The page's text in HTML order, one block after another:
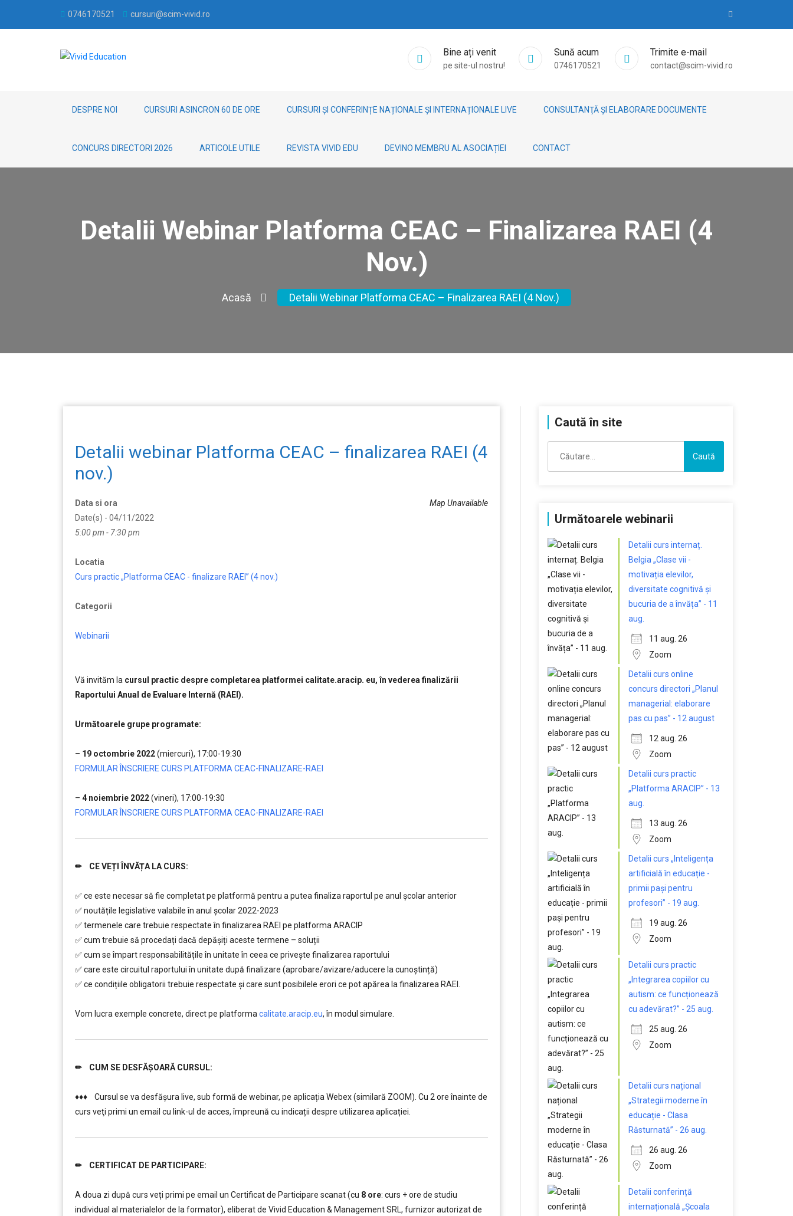
0746170521 cursuri@scim-vivid.ro
Bine ați venit
pe site-ul nostru!
Sună acum
0746170521
Trimite e-mail
contact@scim-vivid.ro
DESPRE NOI CURSURI ASINCRON 60 DE ORE CURSURI ȘI CONFERINȚE NAȚIONALE ȘI INTERNAȚIONALE LIVE CONSULTANŢĂ ȘI ELABORARE DOCUMENTE
CONCURS DIRECTORI 2026 ARTICOLE UTILE REVISTA VIVID EDU DEVINO MEMBRU AL ASOCIAȚIEI CONTACT
Detalii Webinar Platforma CEAC – Finalizarea RAEI (4
Nov.)
Acasă Detalii Webinar Platforma CEAC – Finalizarea RAEI (4 Nov.)
Detalii webinar Platforma CEAC – finalizarea RAEI (4
nov.)
Map Unavailable
Data si ora
Date(s) - 04/11/2022
5:00 pm - 7:30 pm
Locatia
Curs practic „Platforma CEAC - finalizare RAEI” (4 nov.)
Categorii
Webinarii
Vă invităm la cursul practic despre completarea platformei calitate.aracip. eu, în vederea finalizării
Raportului Anual de Evaluare Internă (RAEI).
Următoarele grupe programate:
– 19 octombrie 2022(miercuri), 17:00-19:30
FORMULAR ÎNSCRIERE CURS PLATFORMA CEAC-FINALIZARE-RAEI
– 4 noiembrie 2022(vineri), 17:00-19:30
FORMULAR ÎNSCRIERE CURS PLATFORMA CEAC-FINALIZARE-RAEI
✏ CE VEȚI ÎNVĂȚA LA CURS:
✅ ce este necesar să fie completat pe platformă pentru a putea finaliza raportul pe anul școlar anterior
✅ noutățile legislative valabile în anul școlar 2022-2023
✅ termenele care trebuie respectate în finalizarea RAEI pe platforma ARACIP
✅ cum trebuie să procedați dacă depăşiți aceste termene – soluții
✅ cum se împart responsabilitățile în unitate în ceea ce privește finalizarea raportului
✅ care este circuitul raportului în unitate după finalizare (aprobare/avizare/aducere la cunoştință)
✅ ce condițiile obligatorii trebuie respectate şi care sunt posibilele erori ce pot apărea la finalizarea RAEI.
Vom lucra exemple concrete, direct pe platforma calitate.aracip.eu, în modul simulare.
✏ CUM SE DESFĂȘOARĂ CURSUL:
♦♦♦ Cursul se va desfășura live, sub formă de webinar, pe aplicația Webex (similară ZOOM). Cu 2 ore înainte de
curs veţi primi un email cu link-ul de acces, împreună cu indicații despre utilizarea aplicației.
✏ CERTIFICAT DE PARTICIPARE:
A doua zi după curs veți primi pe email un Certificat de Participare scanat (cu 8 ore: curs + ore de studiu
individual al materialelor de la formator), eliberat de Vivid Education & Management SRL, furnizor autorizat de
Caută în site
după:
Următoarele webinarii
Detalii curs internaț.
Belgia „Clase vii -
motivația elevilor,
diversitate cognitivă și
bucuria de a învăța” - 11
aug.
11 aug. 26
Zoom
Detalii curs online
concurs directori „Planul
managerial: elaborare
pas cu pas” - 12 august
12 aug. 26
Zoom
Detalii curs practic
„Platforma ARACIP” - 13
aug.
13 aug. 26
Zoom
Detalii curs „Inteligența
artificială în educație -
primii pași pentru
profesori” - 19 aug.
19 aug. 26
Zoom
Detalii curs practic
„Integrarea copiilor cu
autism: ce funcționează
cu adevărat?” - 25 aug.
25 aug. 26
Zoom
Detalii curs național
„Strategii moderne în
educație - Clasa
Răsturnată” - 26 aug.
26 aug. 26
Zoom
Detalii conferință
internațională „Școala